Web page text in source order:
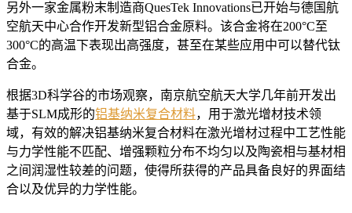
另外一家金属粉末制造商QuesTek Innovations已开始与德国航
空航天中心合作开发新型铝合金原料。该合金将在200°C至
300°C的高温下表现出高强度，甚至在某些应用中可以替代钛
合金。
根据3D科学谷的市场观察，南京航空航天大学几年前开发出
基于SLM成形的铝基纳米复合材料，用于激光增材技术领
域，有效的解决铝基纳米复合材料在激光增材过程中工艺性能
与力学性能不匹配、增强颗粒分布不均匀以及陶瓷相与基材相
之间润湿性较差的问题，使得所获得的产品具备良好的界面结
合以及优异的力学性能。